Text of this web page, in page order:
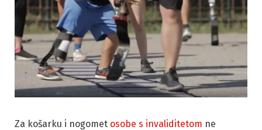
Za košarku i nogomet osobe s invaliditetom ne